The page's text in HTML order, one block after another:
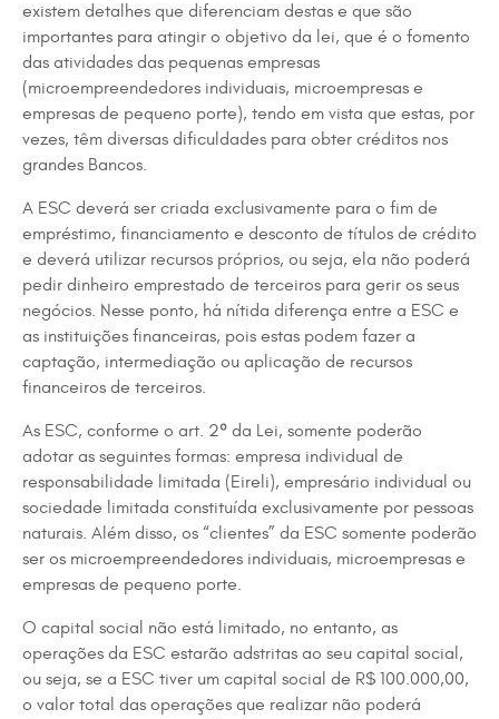
existem detalhes que diferenciam destas e que são
importantes para atingir o objetivo da lei, que é o fomento
das atividades das pequenas empresas
(microempreendedores individuais, microempresas e
empresas de pequeno porte), tendo em vista que estas, por
vezes, têm diversas dificuldades para obter créditos nos
grandes Bancos.
A ESC deverá ser criada exclusivamente para o fim de
empréstimo, financiamento e desconto de títulos de crédito
e deverá utilizar recursos próprios, ou seja, ela não poderá
pedir dinheiro emprestado de terceiros para gerir os seus
negócios. Nesse ponto, há nítida diferença entre a ESC e
as instituições financeiras, pois estas podem fazer a
captação, intermediação ou aplicação de recursos
financeiros de terceiros.
As ESC, conforme o art. 2º da Lei, somente poderão
adotar as seguintes formas: empresa individual de
responsabilidade limitada (Eireli), empresário individual ou
sociedade limitada constituída exclusivamente por pessoas
naturais. Além disso, os “clientes” da ESC somente poderão
ser os microempreendedores individuais, microempresas e
empresas de pequeno porte.
O capital social não está limitado, no entanto, as
operações da ESC estarão adstritas ao seu capital social,
ou seja, se a ESC tiver um capital social de R$ 100.000,00,
o valor total das operações que realizar não poderá